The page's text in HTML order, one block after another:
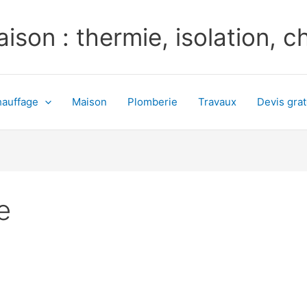
: thermie, isolation,
Maison Plomberie Travaux Devis